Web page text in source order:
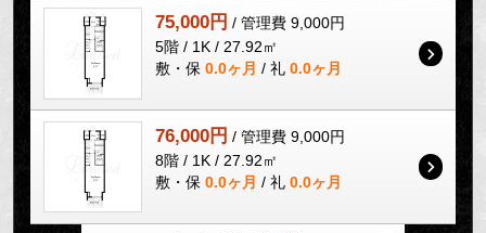
75,000円 / 管理費 9,000円
5階 / 1K / 27.92㎡
敷・保 0.0ヶ月 / 礼 0.0ヶ月
76,000円 / 管理費 9,000円
8階 / 1K / 27.92㎡
敷・保 0.0ヶ月 / 礼 0.0ヶ月